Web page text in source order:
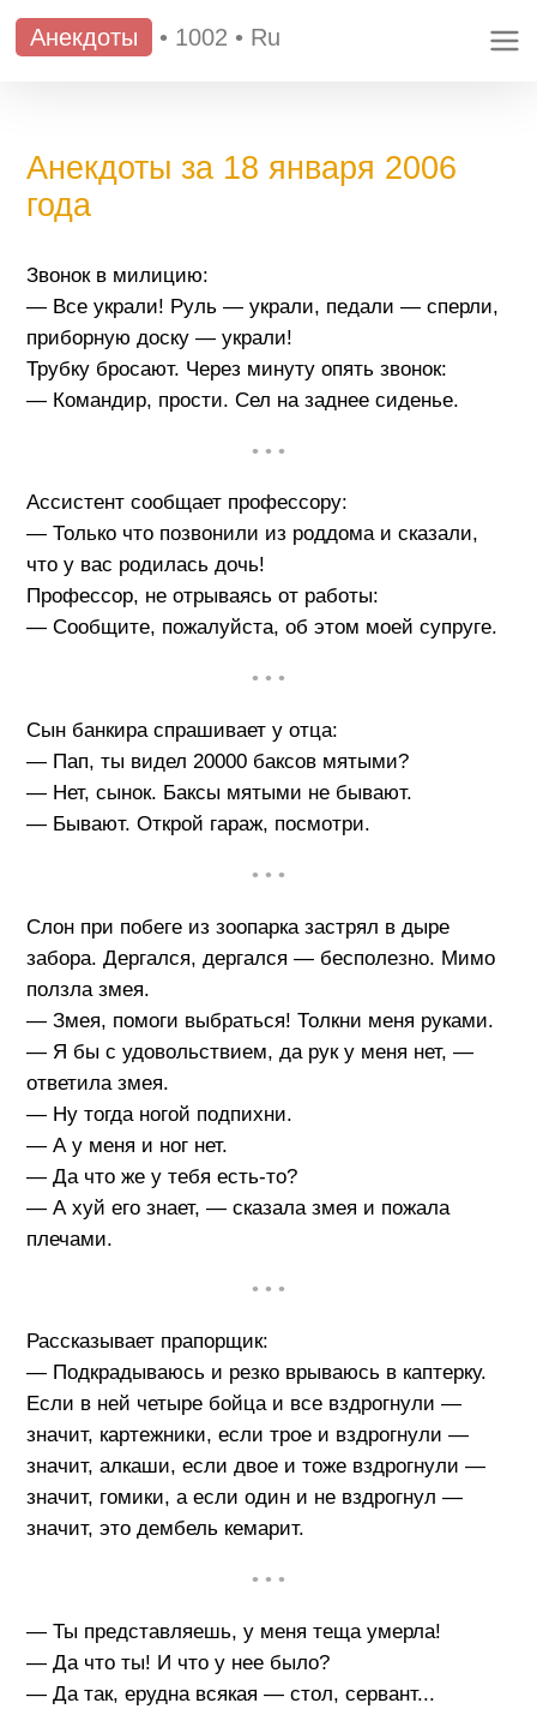
Анекдоты • 1002 • Ru
Анекдоты за 18 января 2006
года
Звонок в милицию:
— Все украли! Руль — украли, педали — сперли,
приборную доску — украли!
Трубку бросают. Через минуту опять звонок:
— Командир, прости. Сел на заднее сиденье.
• • •
Ассистент сообщает профессору:
— Только что позвонили из роддома и сказали,
что у вас родилась дочь!
Профессор, не отрываясь от работы:
— Сообщите, пожалуйста, об этом моей супруге.
• • •
Сын банкира спрашивает у отца:
— Пап, ты видел 20000 баксов мятыми?
— Нет, сынок. Баксы мятыми не бывают.
— Бывают. Открой гараж, посмотри.
• • •
Слон при побеге из зоопарка застрял в дыре
забора. Дергался, дергался — бесполезно. Мимо
ползла змея.
— Змея, помоги выбраться! Толкни меня руками.
— Я бы с удовольствием, да рук у меня нет, —
ответила змея.
— Ну тогда ногой подпихни.
— А у меня и ног нет.
— Да что же у тебя есть-то?
— А хуй его знает, — сказала змея и пожала
плечами.
• • •
Рассказывает прапорщик:
— Подкрадываюсь и резко врываюсь в каптерку.
Если в ней четыре бойца и все вздрогнули —
значит, картежники, если трое и вздрогнули —
значит, алкаши, если двое и тоже вздрогнули —
значит, гомики, а если один и не вздрогнул —
значит, это дембель кемарит.
• • •
— Ты представляешь, у меня теща умерла!
— Да что ты! И что у нее было?
— Да так, ерудна всякая — стол, сервант...